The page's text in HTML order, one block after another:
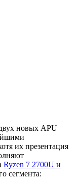
новых APU
их презентация
Ryzen 7 2700U и
сегмента: